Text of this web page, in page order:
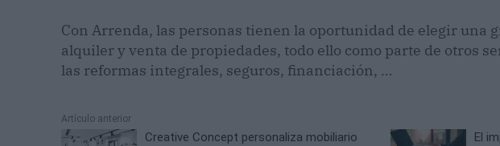
Con Arrenda, las personas tienen la oportunidad de elegir una
alquiler y venta de propiedades, todo ello como parte de otros
las reformas integrales, seguros, financiación, …
Artículo anterior
Creative Concept personaliza mobiliario
El